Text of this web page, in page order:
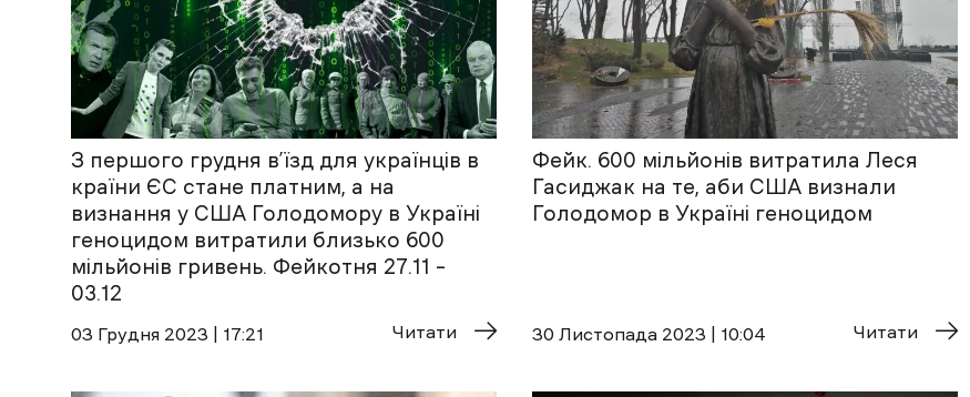
З першого грудня в’їзд для українців в
країни ЄС стане платним, а на
визнання у США Голодомору в Україні
геноцидом витратили близько 600
мільйонів гривень. Фейкотня 27.11 –
03.12
03 Грудня 2023 | 17:21 Читати
Фейк. 600 мільйонів витратила Леся
Гасиджак на те, аби США визнали
Голодомор в Україні геноцидом
30 Листопада 2023 | 10:04 Читати